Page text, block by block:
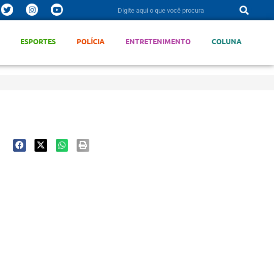
ESPORTES POLÍCIA ENTRETENIMENTO COLUNA